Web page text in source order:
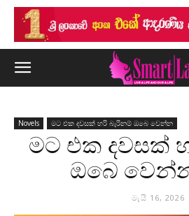
Novels මට එක දවසක් හරි බැරිනම් ඔබෙ වෙන්න
මට එක දවසක්
ඔබෙ
මැයි 16, 2026